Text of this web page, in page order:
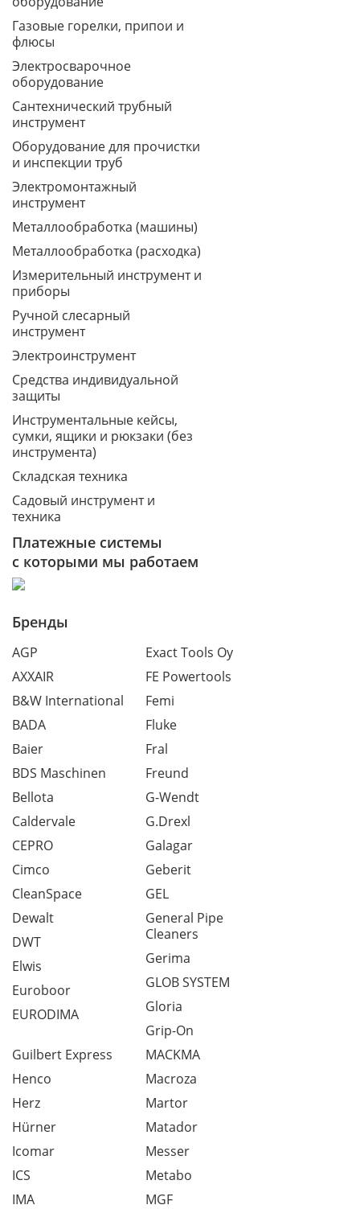
Газовые горелки, припои и
флюсы
Электросварочное
оборудование
Сантехнический трубный
инструмент
Оборудование для прочистки
и инспекции труб
Электромонтажный
инструмент
Металлообработка (машины)
Металлообработка (расходка)
Измерительный инструмент и
приборы
Ручной слесарный
инструмент
Электроинструмент
Средства индивидуальной
защиты
Инструментальные кейсы,
сумки, ящики и рюкзаки (без
инструмента)
Складская техника
Садовый инструмент и
техника
Платежные системы
с которыми мы работаем
Бренды
AGP
AXXAIR
B&W International
BADA
Baier
BDS Maschinen
Bellota
Caldervale
CEPRO
Cimco
CleanSpace
Dewalt
DWT
Elwis
Euroboor
EURODIMA
Exact Tools Oy
FE Powertools
Femi
Fluke
Fral
Freund
G-Wendt
G.Drexl
Galagar
Geberit
GEL
General Pipe
Cleaners
Gerima
GLOB SYSTEM
Gloria
Grip-On
Guilbert Express
Henco
Herz
Hürner
Icomar
ICS
IMA
MACKMA
Macroza
Martor
Matador
Messer
Metabo
MGF